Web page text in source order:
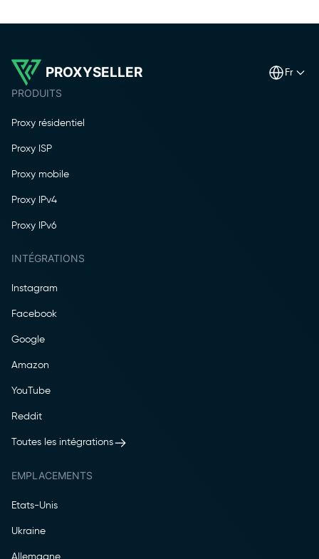
PROXYSELLER fr
PRODUITS
Proxy résidentiel
Proxy ISP
Proxy mobile
Proxy IPv4
Proxy IPv6
INTÉGRATIONS
Instagram
Facebook
Google
Amazon
YouTube
Reddit
Toutes les intégrations
EMPLACEMENTS
Etats-Unis
Ukraine
Allemagne